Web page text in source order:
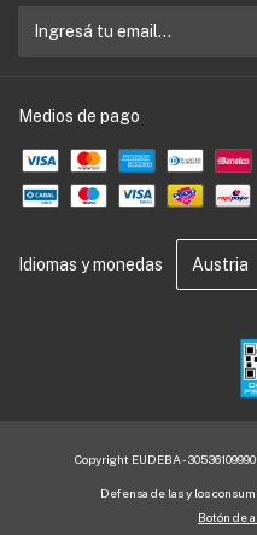
Medios de pago
Idiomas y monedas
Copyright EUDEBA -
Defensa de las y los
Botón de